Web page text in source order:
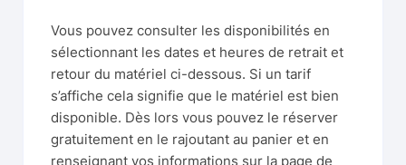
Vous pouvez consulter les disponibilités en
sélectionnant les dates et heures de retrait et
retour du matériel ci-dessous. Si un tarif
s’affiche cela signifie que le matériel est bien
disponible. Dès lors vous pouvez le réserver
gratuitement en le rajoutant au panier et en
renseignant vos informations sur la page de